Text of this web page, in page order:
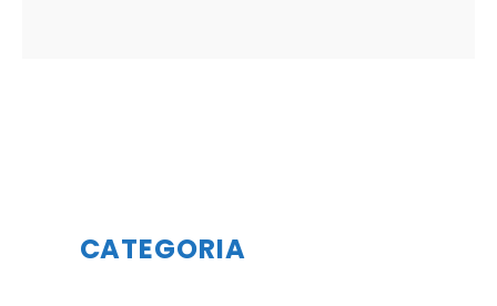
CATEGORIA